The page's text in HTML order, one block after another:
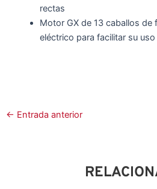
rectas
Motor GX de 13 caballos de
eléctrico para facilitar su uso
← Entrada anterior